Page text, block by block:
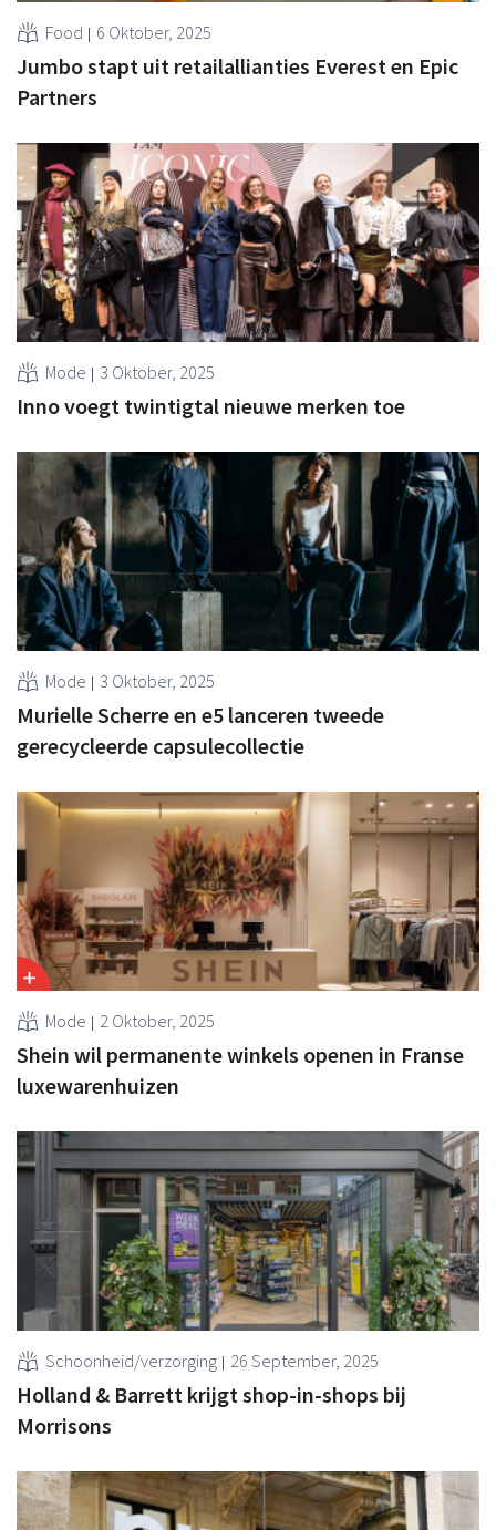
Food 6 Oktober, 2025
Jumbo stapt uit retailallianties Everest en Epic
Partners
Mode 3 Oktober, 2025
Inno voegt twintigtal nieuwe merken toe
Mode 3 Oktober, 2025
Murielle Scherre en e5 lanceren tweede
gerecycleerde capsulecollectie
Mode 2 Oktober, 2025
Shein wil permanente winkels openen in Franse
luxewarenhuizen
Schoonheid/verzorging 26 September, 2025
Holland & Barrett krijgt shop-in-shops bij
Morrisons